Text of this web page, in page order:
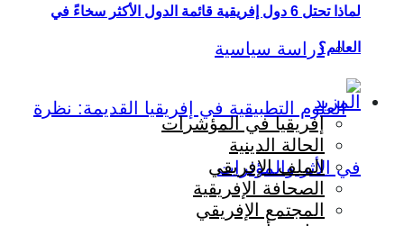
دراسة سياسية
لماذا تحتل 6 دول إفريقية قائمة الدول الأكثر سخاءً في
العالم؟
المزيد
إفريقيا في المؤشرات
الحالة الدينية
الملف الإفريقي
الصحافة الإفريقية
المجتمع الإفريقي